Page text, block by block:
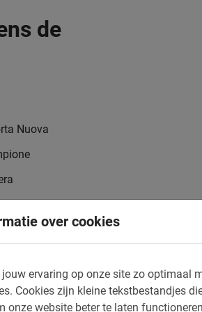
over cookies
jouw ervaring op onze site zo optimaal
Cookies zijn kleine tekstbestandjes
onze website beter te laten
de
Nuova
Vredesboog en het
meer